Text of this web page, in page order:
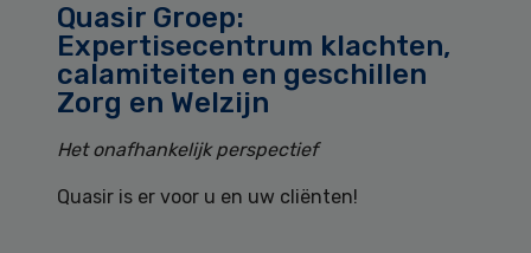
Quasir Groep:
Expertisecentrum klachten,
calamiteiten en geschillen
Zorg en Welzijn
Het onafhankelijk perspectief
Quasir is er voor u en uw cliënten!